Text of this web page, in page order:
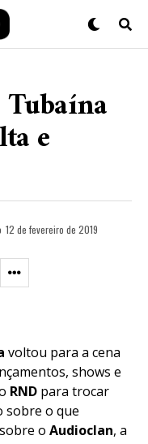
e
12 de fevereiro de 2019
voltou para a cena
shows e
RND para trocar
sobre o que
o Audioclan, a